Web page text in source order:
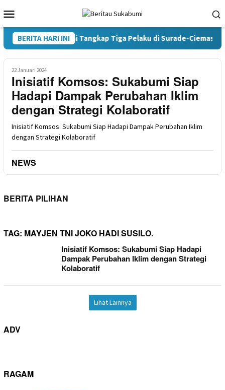
ke
kontenMobile
BERITA HARI INI
Polres Sukabumi Tangkap Tiga Pelaku di Surade-Ciemas
22 Januari 2024
Inisiatif Komsos: Sukabumi Siap
Hadapi Dampak Perubahan Iklim
dengan Strategi Kolaboratif
Inisiatif Komsos: Sukabumi Siap Hadapi Dampak Perubahan Iklim
dengan Strategi Kolaboratif
NEWS
BERITA PILIHAN
TAG: MAYJEN TNI JOKO HADI SUSILO.
Inisiatif Komsos: Sukabumi Siap Hadapi
Dampak Perubahan Iklim dengan Strategi
Kolaboratif
Lihat Lainnya
ADV
RAGAM